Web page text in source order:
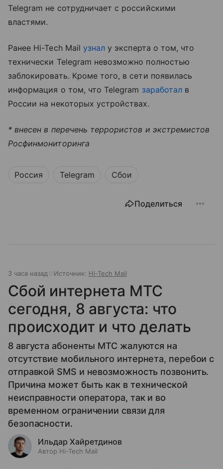
Telegram не сотрудничает с российскими
властями.
Ранее Hi-Tech Mail узнал у эксперта о том, что
технически Telegram невозможно полностью
заблокировать. Кроме того, в сети появилась
информация о том, что Telegram заработалв
России на некоторых устройствах.
* внесен в перечень террористов и экстремистов
Росфинмониторинга
Россия Telegram Сбои
Поделиться
3 часа назад Источник: Hi-Tech Mail
Сбой интернета МТС
сегодня, 8 августа: что
происходит и что делать
8 августа абоненты МТС жалуются на
отсутствие мобильного интернета, перебои с
отправкой SMS и невозможность позвонить.
Причина может быть как в технической
неисправности оператора, так и во
временном ограничении связи для
безопасности.
Ильдар Хайретдинов
Автор Hi-Tech Mail